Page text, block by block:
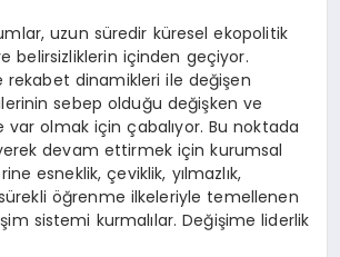
uzun süredir küresel ekopolitik
belirsizliklerin içinden geçiyor.
rekabet dinamikleri ile değişen
sebep olduğu değişken ve
var olmak için çabalıyor. Bu noktada
devam ettirmek için kurumsal
esneklik, çeviklik, yılmazlık,
öğrenme ilkeleriyle temellenen
sistemi kurmalılar. Değişime liderlik